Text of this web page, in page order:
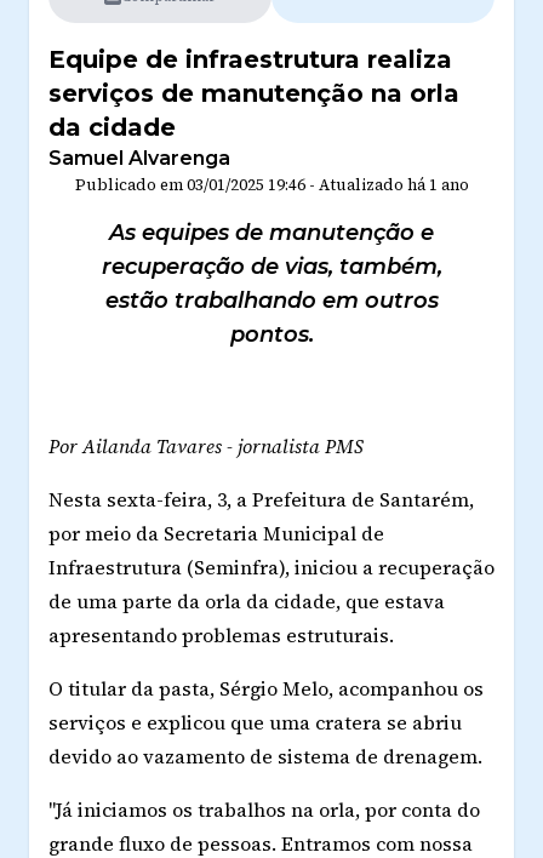
Equipe de infraestrutura realiza
serviços de manutenção na orla
da cidade
Samuel Alvarenga
Publicado em03/01/2025 19:46- Atualizado há 1 ano
As equipes de manutenção e
recuperação de vias, também,
estão trabalhando em outros
pontos.
Por Ailanda Tavares - jornalista PMS
Nesta sexta-feira, 3, a Prefeitura de Santarém,
por meio da Secretaria Municipal de
Infraestrutura (Seminfra), iniciou a recuperação
de uma parte da orla da cidade, que estava
apresentando problemas estruturais.
O titular da pasta, Sérgio Melo, acompanhou os
serviços e explicou que uma cratera se abriu
devido ao vazamento de sistema de drenagem.
"Já iniciamos os trabalhos na orla, por conta do
grande fluxo de pessoas. Entramos com nossa